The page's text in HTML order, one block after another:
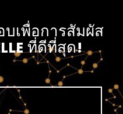
เพื่อการสัมผัส
ที่ดีที่สุด!